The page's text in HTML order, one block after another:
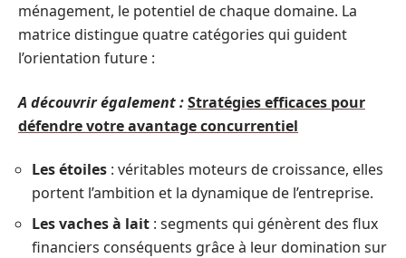
ménagement, le potentiel de chaque domaine. La
matrice distingue quatre catégories qui guident
l’orientation future :
A découvrir également :Stratégies efficaces pour
défendre votre avantage concurrentiel
Les étoiles : véritables moteurs de croissance, elles
portent l’ambition et la dynamique de l’entreprise.
Les vaches à lait : segments qui génèrent des flux
financiers conséquents grâce à leur domination sur